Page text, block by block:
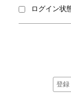
ログイン状
登録